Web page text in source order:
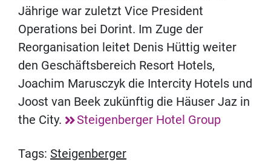
Jährige war zuletzt Vice President
Operations bei Dorint. Im Zuge der
Reorganisation leitet Denis Hüttig weiter
den Geschäftsbereich Resort Hotels,
Joachim Marusczyk die Intercity Hotels und
Joost van Beek zukünftig die Häuser Jaz in
the City.
Steigenberger Hotel Group
Tags: Steigenberger